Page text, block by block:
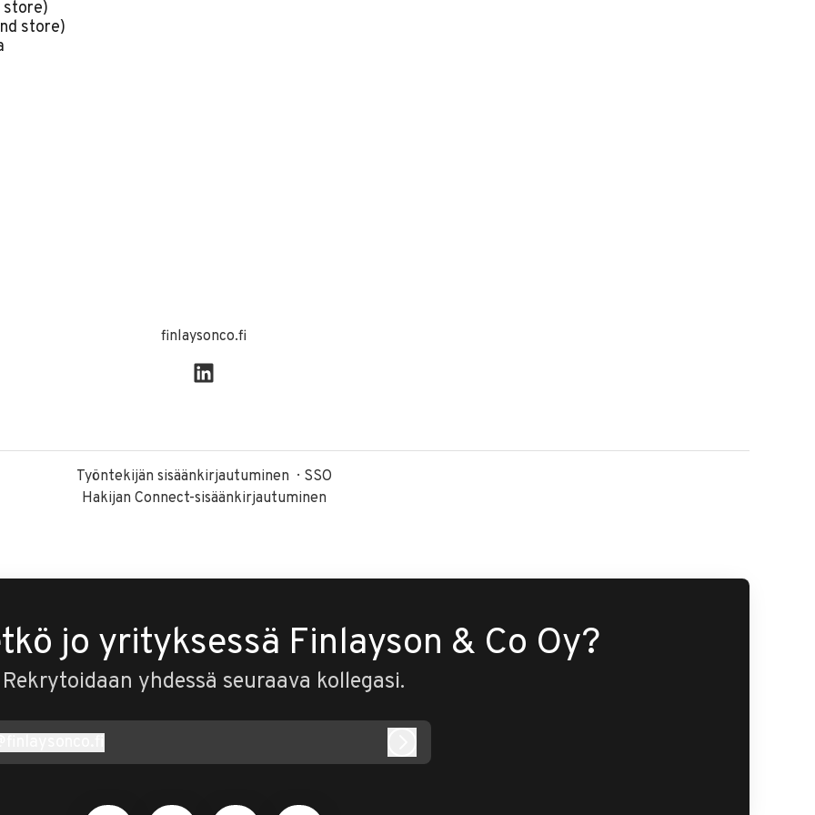
store)
store)
finlaysonco.fi
Työntekijän sisäänkirjautuminen
SSO
Hakijan Connect-sisäänkirjautuminen
jo yrityksessä Finlayson & Co Oy?
Rekrytoidaan yhdessä seuraava kollegasi.